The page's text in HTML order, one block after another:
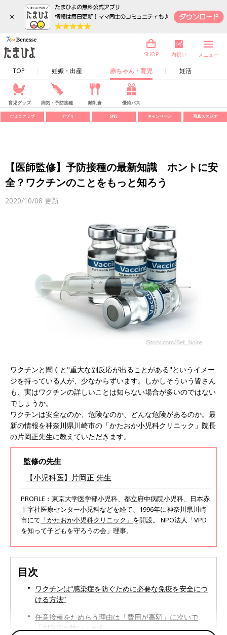
×
TOP 妊娠・出産 赤ちゃん・育児 妊活
SHOP 内祝い メニュー
育児グッズ 病気・予防接種 離乳食 優待パス
ひよこクラブ アプリ SNS キャンペーン 写真スタジオ
【医師監修】予防接種の最新知識 ホントに安
全？ワクチンのことをもっと知ろう
2020/10/08 更新
ワクチンと聞くと"重大な副反応が出ることがある"というイメー
ジを持っている人が、少なからずいます。しかしそういう皆さん
も、実はワクチンの詳しいことは知らない場合が多いのではない
でしょうか。
ワクチンは安全なのか、危険なのか、どんな危険があるのか。最
新の情報を神奈川県川崎市の「かたおか小児科クリニック」院長
の片岡正先生に教えていただきます。
監修の先生
【小児科医】片岡正 先生
PROFILE：東京大学医学部小児科、都立府中病院小児科、日本赤
十字社医療センター小児科などを経て、1996年に神奈川県川崎
市にて 「かたおか小児科クリニック」 を開設。 NPO法人「VPD
を知って子どもを守ろうの会」理事。
目次
ワクチンは“感染症を防ぐために必要な免疫を安全につ
ける方法”
任意接種をためらう理由は「費用が高額」に次いで
「副反応が怖い」から